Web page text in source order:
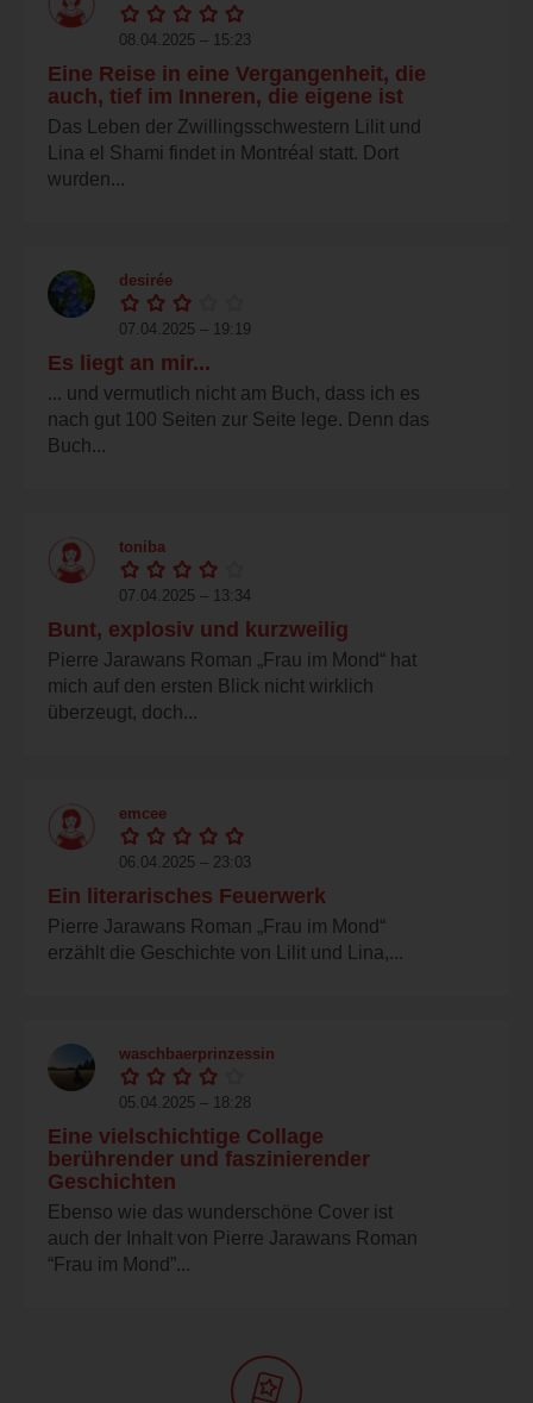
08.04.2025 – 15:23
Eine Reise in eine Vergangenheit, die
auch, tief im Inneren, die eigene ist
Das Leben der Zwillingsschwestern Lilit und
Lina el Shami findet in Montréal statt. Dort
wurden...
desirée
07.04.2025 – 19:19
Es liegt an mir...
... und vermutlich nicht am Buch, dass ich es
nach gut 100 Seiten zur Seite lege. Denn das
Buch...
toniba
07.04.2025 – 13:34
Bunt, explosiv und kurzweilig
Pierre Jarawans Roman „Frau im Mond“ hat
mich auf den ersten Blick nicht wirklich
überzeugt, doch...
emcee
06.04.2025 – 23:03
Ein literarisches Feuerwerk
Pierre Jarawans Roman „Frau im Mond“
erzählt die Geschichte von Lilit und Lina,...
waschbaerprinzessin
05.04.2025 – 18:28
Eine vielschichtige Collage
berührender und faszinierender
Geschichten
Ebenso wie das wunderschöne Cover ist
auch der Inhalt von Pierre Jarawans Roman
“Frau im Mond”...